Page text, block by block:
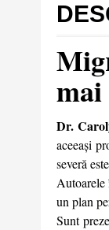
Dr.
aceeași
severă
un plan
Sunt